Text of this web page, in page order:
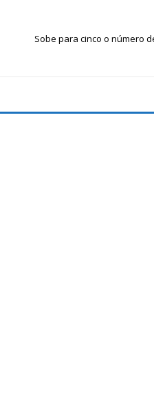
Sobe para cinco o número